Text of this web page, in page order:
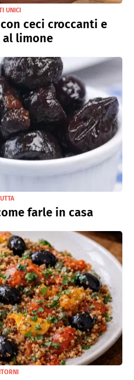
UNICI
ceci croccanti e
al limone
farle in casa